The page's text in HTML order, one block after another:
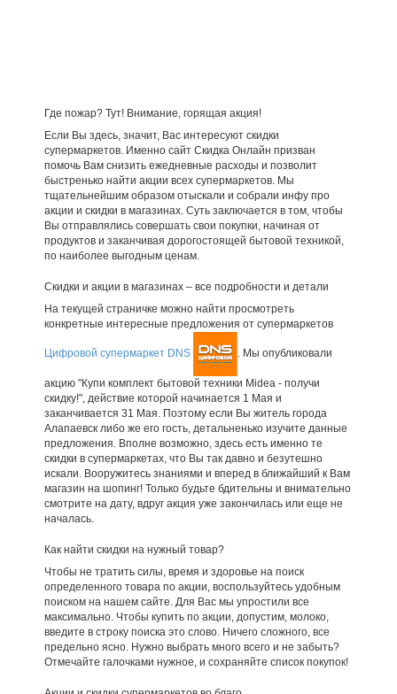
Где пожар? Тут! Внимание, горящая акция!
Если Вы здесь, значит, Вас интересуют скидки
супермаркетов. Именно сайт Скидка Онлайн призван
помочь Вам снизить ежедневные расходы и позволит
быстренько найти акции всех супермаркетов. Мы
тщательнейшим образом отыскали и собрали инфу про
акции и скидки в магазинах. Суть заключается в том, чтобы
Вы отправлялись совершать свои покупки, начиная от
продуктов и заканчивая дорогостоящей бытовой техникой,
по наиболее выгодным ценам.
Скидки и акции в магазинах – все подробности и детали
На текущей страничке можно найти просмотреть
конкретные интересные предложения от супермаркетов
Цифровой супермаркет DNS . Мы опубликовали
акцию "Купи комплект бытовой техники Midea - получи
скидку!", действие которой начинается 1 Мая и
заканчивается 31 Мая. Поэтому если Вы житель города
Алапаевск либо же его гость, детальненько изучите данные
предложения. Вполне возможно, здесь есть именно те
скидки в супермаркетах, что Вы так давно и безутешно
искали. Вооружитесь знаниями и вперед в ближайший к Вам
магазин на шопинг! Только будьте бдительны и внимательно
смотрите на дату, вдруг акция уже закончилась или еще не
началась.
Как найти скидки на нужный товар?
Чтобы не тратить силы, время и здоровье на поиск
определенного товара по акции, воспользуйтесь удобным
поиском на нашем сайте. Для Вас мы упростили все
максимально. Чтобы купить по акции, допустим, молоко,
введите в строку поиска это слово. Ничего сложного, все
предельно ясно. Нужно выбрать много всего и не забыть?
Отмечайте галочками нужное, и сохраняйте список покупок!